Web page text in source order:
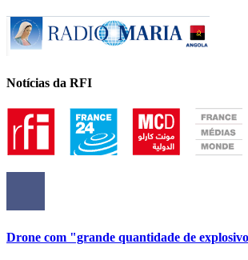
Notícias da RFI
Drone com "grande quantidade de